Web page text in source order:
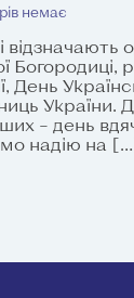
немає
відзначають
Богородиці,
День
– день
надію на